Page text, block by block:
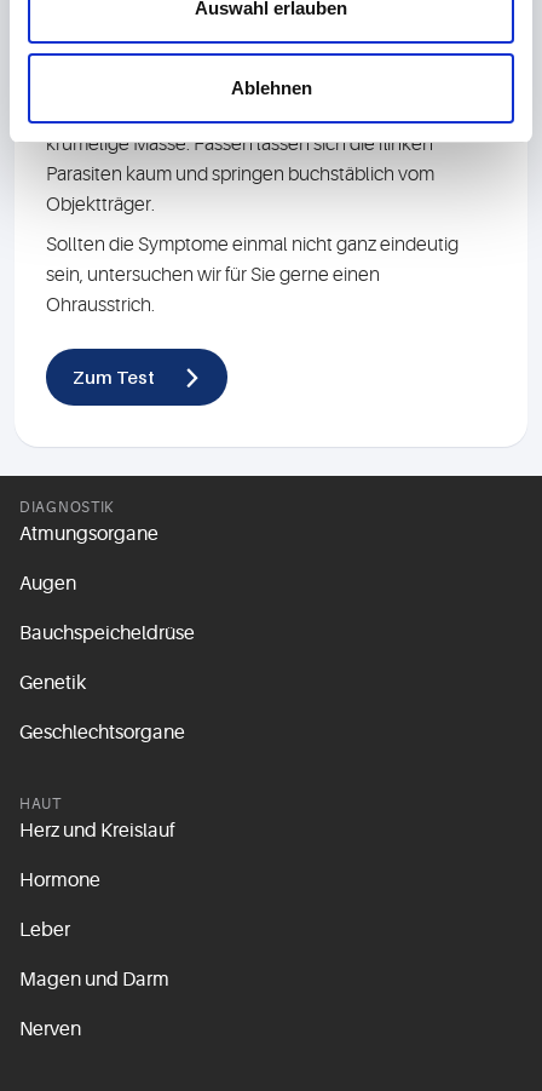
Auswahl erlauben
Ablehnen
Sie plagen insbesondere Katzenohren und meist reicht
ein Blick durchs Otoskop: Die Haut ist gerötet, in der
krümelige Masse. Fassen lassen sich die flinken
Parasiten kaum und springen buchstäblich vom
Objektträger.
Sollten die Symptome einmal nicht ganz eindeutig
sein, untersuchen wir für Sie gerne einen
Ohrausstrich.
Zum Test
DIAGNOSTIK
Atmungsorgane
Augen
Bauchspeicheldrüse
Genetik
Geschlechtsorgane
HAUT
Herz und Kreislauf
Hormone
Leber
Magen und Darm
Nerven